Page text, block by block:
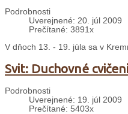
Podrobnosti
Uverejnené: 20. júl 2009
Prečítané: 3891x
V dňoch 13. - 19. júla sa v
Svit: Duchovné
Podrobnosti
Uverejnené: 19. júl 2009
Prečítané: 5403x